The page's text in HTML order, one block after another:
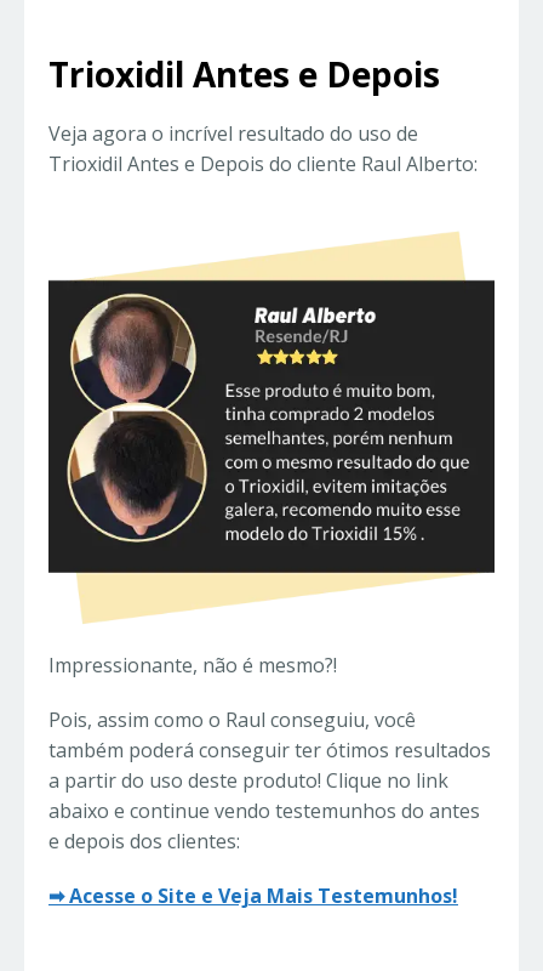
Trioxidil Antes e Depois
Veja agora o incrível resultado do uso de
Trioxidil Antes e Depois do cliente Raul Alberto:
Impressionante, não é mesmo?!
Pois, assim como o Raul conseguiu, você
também poderá conseguir ter ótimos resultados
a partir do uso deste produto! Clique no link
abaixo e continue vendo testemunhos do antes
e depois dos clientes:
➡ Acesse o Site e Veja Mais Testemunhos!